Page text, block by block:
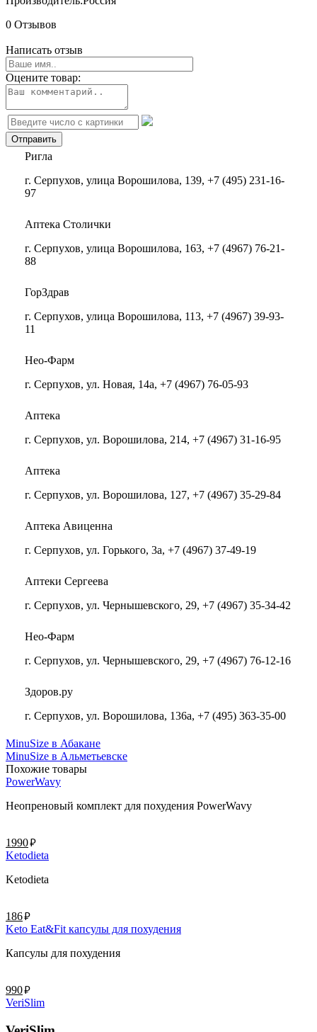
0 Отзывов
Написать отзыв
Оцените товар:
Ригла
г. Серпухов, улица Ворошилова, 139, +7 (495) 231-16-
97
Аптека Столички
г. Серпухов, улица Ворошилова, 163, +7 (4967) 76-21-
88
ГорЗдрав
г. Серпухов, улица Ворошилова, 113, +7 (4967) 39-93-
11
Нео-Фарм
г. Серпухов, ул. Новая, 14а, +7 (4967) 76-05-93
Аптека
г. Серпухов, ул. Ворошилова, 214, +7 (4967) 31-16-95
Аптека
г. Серпухов, ул. Ворошилова, 127, +7 (4967) 35-29-84
Аптека Авиценна
г. Серпухов, ул. Горького, 3а, +7 (4967) 37-49-19
Аптеки Сергеева
г. Серпухов, ул. Чернышевского, 29, +7 (4967) 35-34-42
Нео-Фарм
г. Серпухов, ул. Чернышевского, 29, +7 (4967) 76-12-16
Здоров.ру
г. Серпухов, ул. Ворошилова, 136а, +7 (495) 363-35-00
MinuSize в Абакане
MinuSize в Альметьевске
Похожие товары
PowerWavy
Неопреновый комплект для похудения PowerWavy
1990руб.
Ketodieta
Ketodieta
186руб.
Keto Eat&Fit капсулы для похудения
Капсулы для похудения
990руб.
VeriSlim